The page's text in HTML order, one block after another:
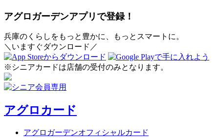
アグロガーデンアプリで登録！
兵庫のくらしをもっと豊かに、もっとスマートに。
＼いますぐダウンロード／
※シニアカードは店舗の受付のみとなります。
アグロカード
アグロガーデンオフィシャルカード